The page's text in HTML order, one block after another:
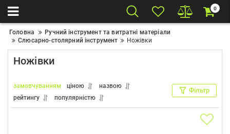
0
Головна
Ручний інструмент та витратні матеріали
Слюсарно-столярний інструмент
Ножівки
Ножівки
замовчуванням ціною
назвою
рейтингу
популярністю
Фільтр